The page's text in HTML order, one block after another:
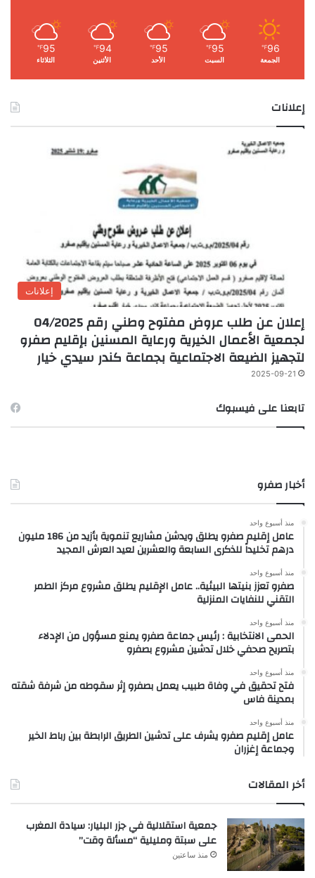
96
℉
الجمعة
95
℉
السبت
95
℉
الأحد
94
℉
الأثنين
95
℉
الثلاثاء
إعلانات
إعلانات
إعلان عن طلب عروض مفتوح وطني رقم 04/2025
لجمعية الأعمال الخيرية ورعاية المسنين بإقليم صفرو
لتجهيز الضيعة الاجتماعية بجماعة كندر سيدي خيار
2025-09-21
تابعنا على فيسبوك
أخبار صفرو
منذ أسبوع واحد
عامل إقليم صفرو يطلق ويدشن مشاريع تنموية بأزيد من 186 مليون
درهم تخليداً للذكرى السابعة والعشرين لعيد العرش المجيد
منذ أسبوع واحد
صفرو تعزز بنيتها البيئية.. عامل الإقليم يطلق مشروع مركز الطمر
التقني للنفايات المنزلية
منذ أسبوع واحد
الحمى الانتخابية : رئيس جماعة صفرو يمنع مسؤول من الإدلاء
بتصريح صحفي خلال تدشين مشروع بصفرو
منذ أسبوع واحد
فتح تحقيق في وفاة طبيب يعمل بصفرو إثر سقوطه من شرفة شقته
بمدينة فاس
منذ أسبوع واحد
عامل إقليم صفرو يشرف على تدشين الطريق الرابطة بين رباط الخير
وجماعة إغزران
أخر المقالات
جمعية استقلالية في جزر البليار: سيادة المغرب
على سبتة ومليلية “مسألة وقت”
منذ ساعتين